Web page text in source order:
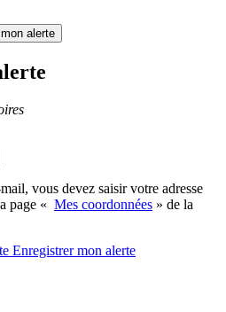
alerte
vous devez saisir votre adresse
page « Mes coordonnées » de la
Enregistrermon alerte